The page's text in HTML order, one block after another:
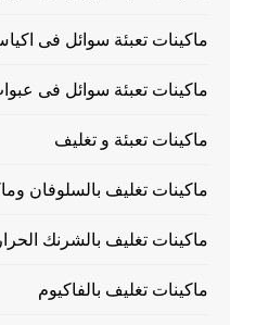
ماكينات تعبئة سوائل فى
ماكينات تعبئة سوائل فى
ماكينات تعبئة و تغليف
ماكينات تغليف بالسلوفان
ماكينات تغليف بالشرنك
ماكينات تغليف بالفاكيوم